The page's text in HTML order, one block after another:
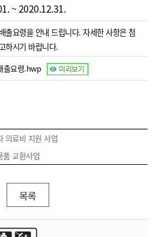
~ 2020.12.31.
출요령을 안내 드립니다. 자세한 사항은 첨
하시기 바랍니다.
출요령.hwp 미리보기
의료비 지원 사업
품 교환사업
목록